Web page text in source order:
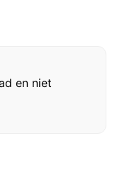
en niet